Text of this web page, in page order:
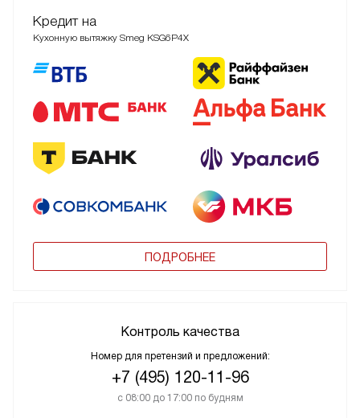
Кредит на
Кухонную вытяжку Smeg KSG6P4X
ПОДРОБНЕЕ
Контроль качества
Номер для претензий и предложений:
+7 (495) 120-11-96
с 08:00 до 17:00 по будням